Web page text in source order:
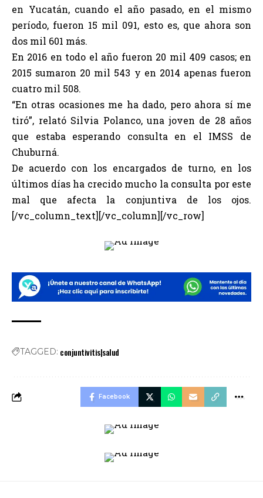
en Yucatán, cuando el año pasado, en el mismo
período, fueron 15 mil 091, esto es, que ahora son
dos mil 601 más.
En 2016 en todo el año fueron 20 mil 409 casos; en
2015 sumaron 20 mil 543 y en 2014 apenas fueron
cuatro mil 508.
“En otras ocasiones me ha dado, pero ahora sí me
tiró”, relató Silvia Polanco, una joven de 28 años
que estaba esperando consulta en el IMSS de
Chuburná.
De acuerdo con los encargados de turno, en los
últimos días ha crecido mucho la consulta por este
mal que afecta la conjuntiva de los ojos.
[/vc_column_text][/vc_column][/vc_row]
TAGGED: conjuntivitis|salud
Facebook